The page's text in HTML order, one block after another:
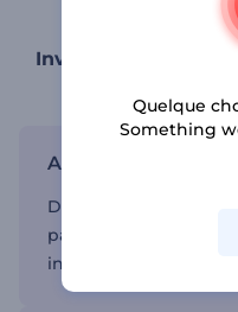
Invitez vos invités
Annoncez votre
Découvrez les
parfaits et dévoilez le
invités d'une manière
Quelque
Something